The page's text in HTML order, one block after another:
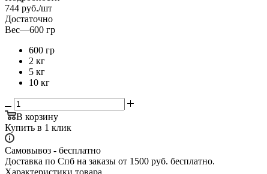
744 руб./шт
Достаточно
Вес—600 гр
600 гр
2 кг
5 кг
10 кг
В корзину
Купить в 1 клик
Самовывоз - бесплатно
Доставка по Спб на заказы от 1500 руб. бесплатно.
Характеристики товара